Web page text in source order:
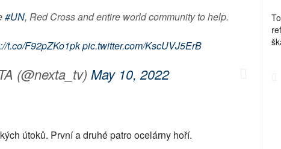
#UN, Red Cross and entire world community to help.
t.co/F92pZKo1pkpic.twitter.com/KscUVJ5ErB
(@nexta_tv)May 10, 2022
útoků. První a druhé patro ocelárny hoří.